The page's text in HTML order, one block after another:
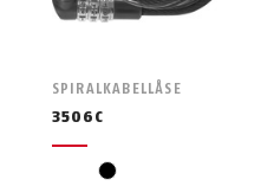
SPIRALKABELLÅSE
3506C
sort